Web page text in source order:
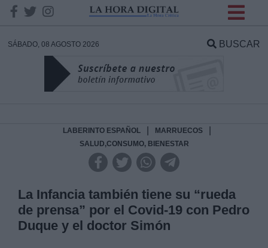
SÁBADO, 08 AGOSTO 2026 BUSCAR
LABERINTO ESPAÑOL MARRUECOS
SALUD,CONSUMO, BIENESTAR
La Infancia también tiene su “rueda
de prensa” por el Covid-19 con Pedro
Duque y el doctor Simón
DATOS
Responsable:
Legitimación: